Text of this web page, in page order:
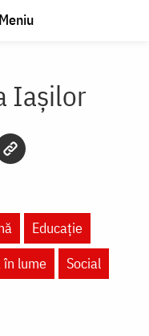
Meniu
Iaşilor
Educaţie
în lume Social